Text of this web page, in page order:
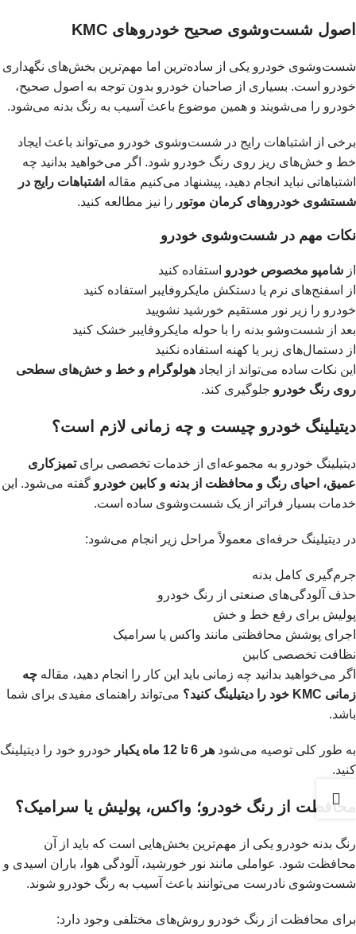
اصول شست‌وشوی صحیح خودروهای KMC
شست‌وشوی خودرو یکی از ساده‌ترین اما مهم‌ترین بخش‌های نگهداری
خودرو است. بسیاری از صاحبان خودرو بدون توجه به اصول صحیح،
خودرو را می‌شویند و همین موضوع باعث آسیب به رنگ بدنه می‌شود.
برخی از اشتباهات رایج در شست‌وشوی خودرو می‌تواند باعث ایجاد
خط و خش‌های ریز روی رنگ خودرو شود. اگر می‌خواهید بدانید چه
اشتباهاتی نباید انجام دهید، پیشنهاد می‌کنیم مقاله اشتباهات رایج در
شستشوی خودروهای کرمان موتور را نیز مطالعه کنید.
نکات مهم در شست‌وشوی خودرو
از شامپو مخصوص خودرو استفاده کنید
از اسفنج‌های نرم یا دستکش مایکروفایبر استفاده کنید
خودرو را زیر نور مستقیم خورشید نشویید
بعد از شست‌وشو بدنه را با حوله مایکروفایبر خشک کنید
از دستمال‌های زبر یا کهنه استفاده نکنید
این نکات ساده می‌تواند از ایجاد هولوگرام و خط و خش‌های سطحی
روی رنگ خودرو جلوگیری کند.
دیتیلینگ خودرو چیست و چه زمانی لازم است؟
دیتیلینگ خودرو به مجموعه‌ای از خدمات تخصصی برایتمیزکاری
عمیق، احیای رنگ و محافظت از بدنه و کابین خودرو گفته می‌شود. این
خدمات بسیار فراتر از یک شست‌وشوی ساده است.
در دیتیلینگ حرفه‌ای معمولاً مراحل زیر انجام می‌شود:
جرم‌گیری کامل بدنه
حذف آلودگی‌های صنعتی از رنگ خودرو
پولیش برای رفع خط و خش
اجرای پوشش محافظتی مانند واکس یا سرامیک
نظافت تخصصی کابین
اگر می‌خواهید بدانید چه زمانی باید این کار را انجام دهید، مقاله چه
زمانی KMC خود را دیتیلینگ کنید؟
می‌تواند راهنمای مفیدی برای شما
باشد.
به طور کلی توصیه می‌شود هر 6 تا 12 ماه یکبار
خودرو خود را دیتیلینگ
کنید.
محافظت از رنگ خودرو؛ واکس، پولیش یا سرامیک؟
رنگ بدنه خودرو یکی از مهم‌ترین بخش‌هایی است که باید از آن
محافظت شود. عواملی مانند نور خورشید، آلودگی هوا، باران اسیدی و
شست‌وشوی نادرست می‌توانند باعث آسیب به رنگ خودرو شوند.
برای محافظت از رنگ خودرو روش‌های مختلفی وجود دارد: